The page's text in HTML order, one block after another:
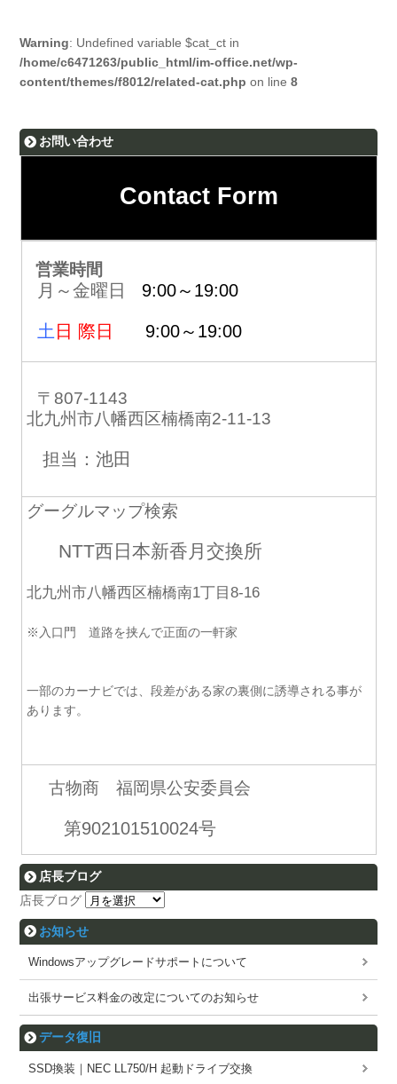
Warning: Undefined variable $cat_ct in
/home/c6471263/public_html/im-office.net/wp-
content/themes/f8012/related-cat.php on line8
お問い合わせ
Contact Form
営業時間
月～金曜日 9:00～19:00
土 日 際日 9:00～19:00
〒807-1143
北九州市八幡西区楠橋南2-11-13
担当：池田
グーグルマップ検索
NTT西日本新香月交換所
北九州市八幡西区楠橋南1丁目8-16
※入口門 道路を挟んで正面の一軒家
一部のカーナビでは、段差がある家の裏側に誘導される事が
あります。
古物商 福岡県公安委員会
第902101510024号
店長ブログ
店長ブログ
お知らせ
Windowsアップグレードサポートについて
出張サービス料金の改定についてのお知らせ
データ復旧
SSD換装｜NEC LL750/H 起動ドライブ交換